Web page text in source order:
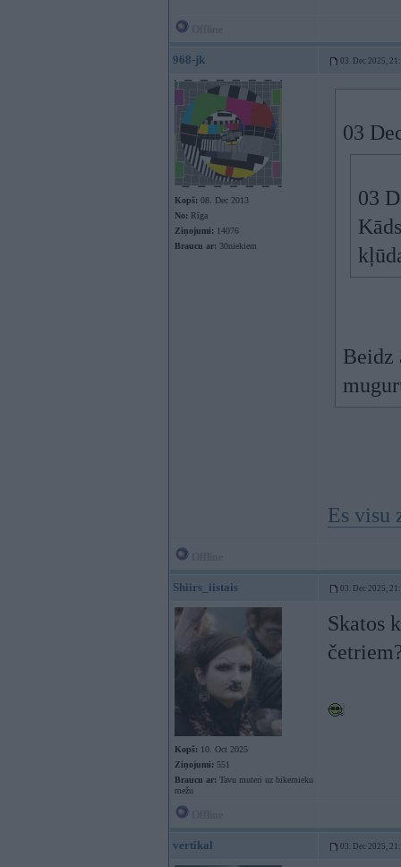
968-jk 03. Dec 2025,
Kopš: 08. Dec 2013
No: Rīga
Ziņojumi: 14076
Braucu ar: 30niekiem
03
03
Beidz
Es visu
Shiirs_iistais 03. Dec 2025,
Kopš: 10. Oct 2025
Ziņojumi: 551
Braucu ar: Tavu muteri uz bikernieku
mežu
Skatos
vertikal 03. Dec 2025,